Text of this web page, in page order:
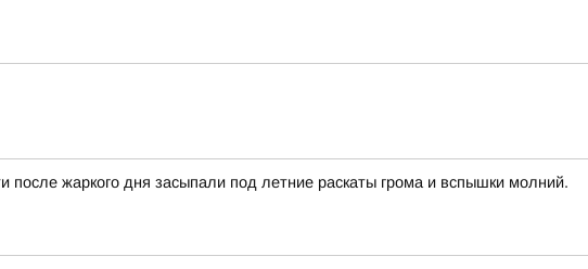
жаркого дня засыпали под летние раскаты грома и вспышки молний.